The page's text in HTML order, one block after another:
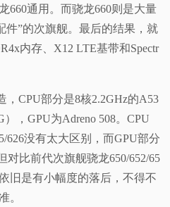
660通用。而骁龙660则是大量
件”的次旗舰。最后的结果，就
内存、X12 LTE基带和Spectr
，CPU部分是8核2.2GHz的A53
），GPU为Adreno 508。CPU
626没有太大区别，而GPU部分
对比前代次旗舰骁龙650/652/65
旧是有小幅度的落后，不得不
。